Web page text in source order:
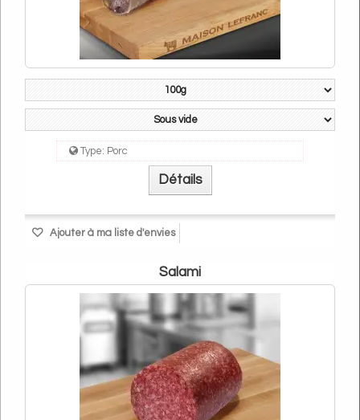
Type: Porc
Détails
Ajouter à ma liste d'envies
Salami